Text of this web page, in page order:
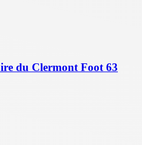
du Clermont Foot 63